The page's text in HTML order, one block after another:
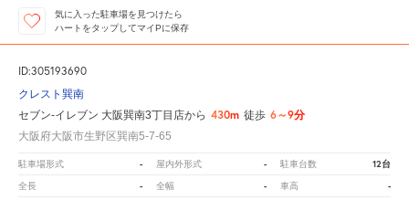
気に入った駐車場を見つけたら
ハートをタップしてマイPに保存
ID:305193690
クレスト巽南
セブン-イレブン 大阪巽南3丁目店から 430m 徒歩 6～9分
大阪府大阪市生野区巽南5-7-65
駐車場形式 - 屋内外形式 - 駐車台数 12台
全長 - 全幅 - 車高 -